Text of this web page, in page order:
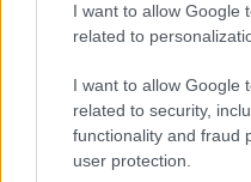
I want to allow Google
related to
I want to allow Google
related to security,
functionality and fraud
user protection.
hogy naprakész
legjobbakat, iratkozz
Kijelentem, hogy az
megismertem és azt